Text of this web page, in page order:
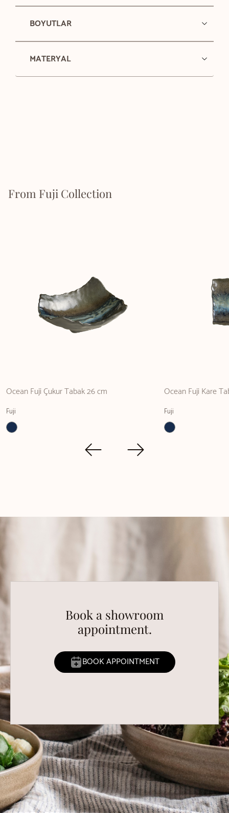
BOYUTLAR
MATERYAL
From Fuji Collection
Ocean Fuji Çukur Tabak 26 cm
Fuji
Ocean Fuji Kare
Fuji
Book a showroom
appointment.
BOOK APPOINTMENT